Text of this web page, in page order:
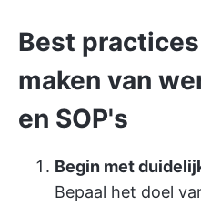
Best
maken van
en SOP's
Begin met
Bepaal het doel